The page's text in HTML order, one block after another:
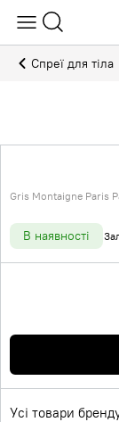
Спреї для тіла
Gris Montaigne Paris
В наявності
Усі товари